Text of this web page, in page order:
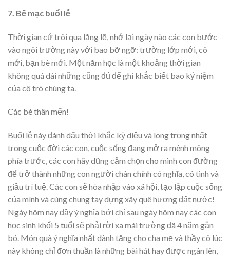
7. Bế mạc buổi lễ
Thời gian cứ trôi qua lặng lẽ, nhớ lại ngày nào các con bước
vào ngôi trường này với bao bỡ ngỡ: trường lớp mới, cô
mới, bạn bè mới. Một năm học là một khoảng thời gian
không quá dài những cũng đủ để ghi khắc biết bao kỷ niệm
của cô trò chúng ta.
Các bé thân mến!
Buổi lễ này đánh dấu thời khắc kỳ diệu và long trọng nhất
trong cuộc đời các con, cuộc sống đang mở ra mênh mông
phía trước, các con hãy dũng cảm chọn cho mình con đường
để trở thành những con người chân chính có nghĩa, có tình và
giầu trí tuệ. Các con sẽ hòa nhập vào xã hội, tạo lập cuộc sống
của mình và cùng chung tay dựng xây quê hương đất nước!
Ngày hôm nay đầy ý nghĩa bởi chỉ sau ngày hôm nay các con
học sinh khối 5 tuổi sẽ phải rời xa mái trường đã 4 năm gắn
bó. Món quà ý nghĩa nhất dành tặng cho cha mẹ và thầy cô lúc
này không chỉ đơn thuần là những bài hát hay được ngân lên,